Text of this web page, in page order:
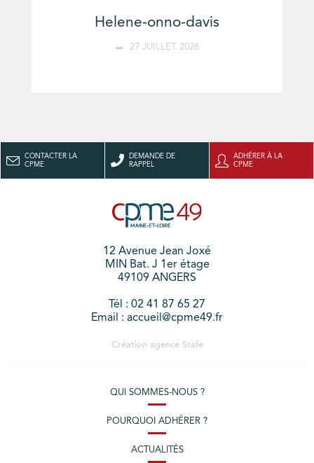
Helene-onno-davis
27 JUILLET 2026
CONTACTER LA
CPME
DEMANDE DE
RAPPEL
ADHÉRER À LA
CPME
12 Avenue Jean Joxé
MIN Bat. J 1er étage
49109 ANGERS
Tél : 02 41 87 65 27
Email : accueil@cpme49.fr
Création agence Stafe
QUI SOMMES-NOUS ?
POURQUOI ADHÉRER ?
ACTUALITÉS